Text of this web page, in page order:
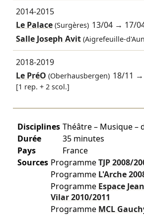
2014-2015
Le Palace(Surgères) 13/04 → 17/
Salle Joseph Avit (Aigrefeuille-
2018-2019
Le PréO (Oberhausbergen) 18/11 →
[1 rep. + 2 scol.]
Disciplines Théâtre – Musique –
Durée
35 minutes
Pays
France
Sources ProgrammeTJP2008/
Programme L'Arche
Programme Espace Jean
Vilar2010/2011
Programme MCL